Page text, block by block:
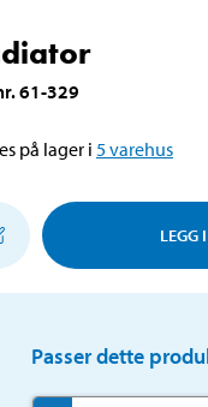
.61-329
på lager i 5varehus
LEGG
Passer dette